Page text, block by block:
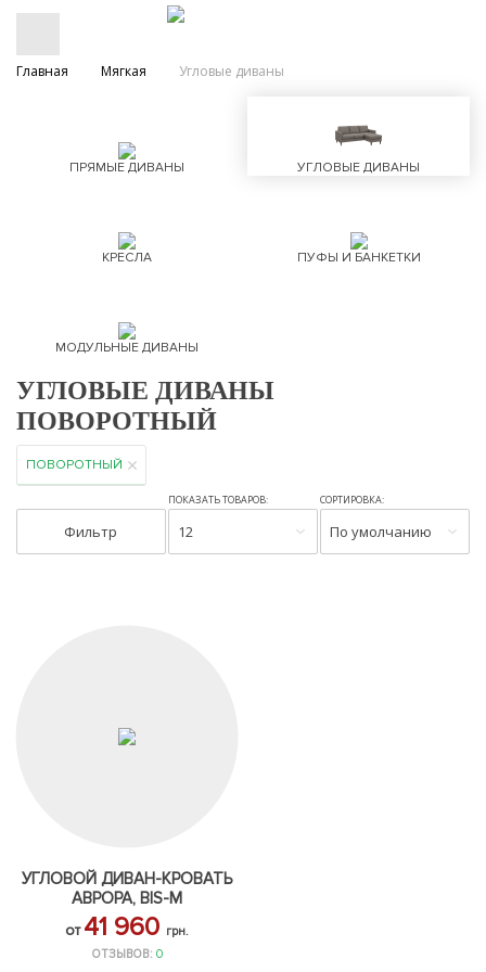
Главная Мягкая Угловые диваны
ПРЯМЫЕ ДИВАНЫ УГЛОВЫЕ ДИВАНЫ
КРЕСЛА ПУФЫ И БАНКЕТКИ
МОДУЛЬНЫЕ ДИВАНЫ
УГЛОВЫЕ ДИВАНЫ
ПОВОРОТНЫЙ
ПОВОРОТНЫЙ
Фильтр
ПОКАЗАТЬ ТОВАРОВ:
12
СОРТИРОВКА:
По умолчанию
УГЛОВОЙ ДИВАН-КРОВАТЬ
АВРОРА, BIS-M
от 41 960 грн.
ОТЗЫВОВ: 0